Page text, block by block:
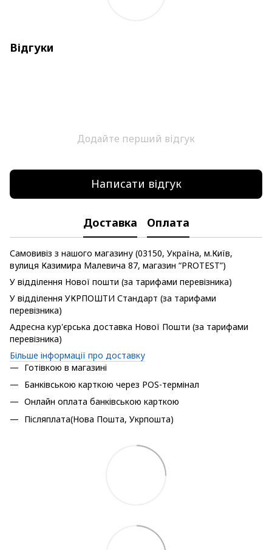
Відгуки
Додайте перший відгук
Написати відгук
Доставка Оплата
Самовивіз з нашого магазину (03150, Україна, м.Київ,
вулиця Казимира Малевича 87, магазин “PROTEST”)
У відділення Нової пошти (за тарифами перевізника)
У відділення УКРПОШТИ Стандарт (за тарифами
перевізника)
Адресна кур'єрська доставка Нової Пошти (за тарифами
перевізника)
Більше інформації про доставку
Готівкою в магазині
Банківською карткою через POS-термінал
Онлайн оплата банківською карткою
Післяплата(Нова Пошта, Укрпошта)